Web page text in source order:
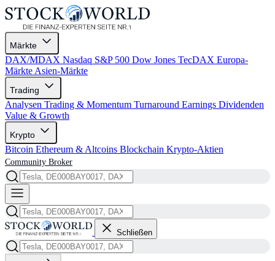
Märkte
DAX/MDAX Nasdaq S&P 500 Dow Jones TecDAX Europa-
Märkte Asien-Märkte
Trading
Analysen Trading & Momentum Turnaround Earnings Dividenden
Value & Growth
Krypto
Bitcoin Ethereum & Altcoins Blockchain Krypto-Aktien
Community Broker
Schließen